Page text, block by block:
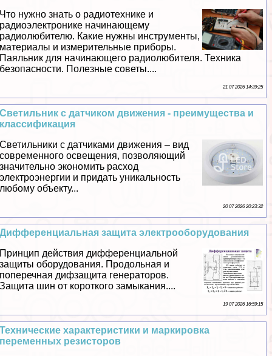
Что нужно знать о радиотехнике и
радиоэлектронике начинающему
радиолюбителю. Какие нужны инструменты,
материалы и измерительные приборы.
Паяльник для начинающего радиолюбителя. Техника
безопасности. Полезные советы....
21 07 2026 14:39:25
Светильник с датчиком движения - преимущества и
классификация
Светильники с датчиками движения – вид
современного освещения, позволяющий
значительно экономить расход
электроэнергии и придать уникальность
любому объекту...
20 07 2026 20:23:32
Дифференциальная защита электрооборудования
Принцип действия дифференциальной
защиты оборудования. Продольная и
поперечная дифзащита генераторов.
Защита шин от короткого замыкания....
19 07 2026 16:59:15
Технические хаpaктеристики и маркировка
переменных резисторов